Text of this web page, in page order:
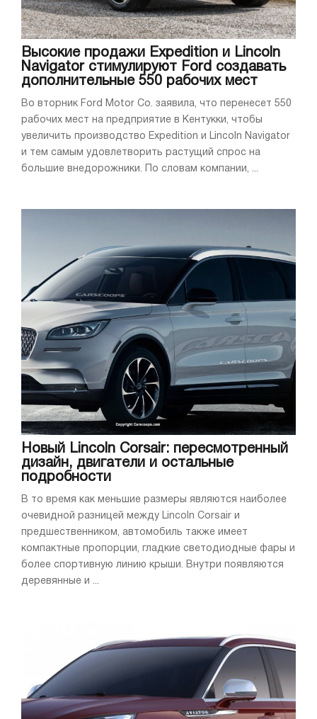
Высокие продажи Expedition и Lincoln
Navigator стимулируют Ford создавать
дополнительные 550 рабочих мест
Во вторник Ford Motor Co. заявила, что перенесет 550
рабочих мест на предприятие в Кентукки, чтобы
увеличить производство Expedition и Lincoln Navigator
и тем самым удовлетворить растущий спрос на
большие внедорожники. По словам компании, ...
Новый Lincoln Corsair: пересмотренный
дизайн, двигатели и остальные
подробности
В то время как меньшие размеры являются наиболее
очевидной разницей между Lincoln Corsair и
предшественником, автомобиль также имеет
компактные пропорции, гладкие светодиодные фары и
более спортивную линию крыши. Внутри появляются
деревянные и ...